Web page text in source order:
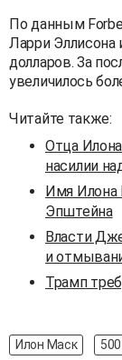
По данным
Ларри Эллисона
долларов. За
увеличилось
Читайте также:
Отца
насилии
Имя Илона
Эпштейна
Власти
и
Трамп
Илон Маск